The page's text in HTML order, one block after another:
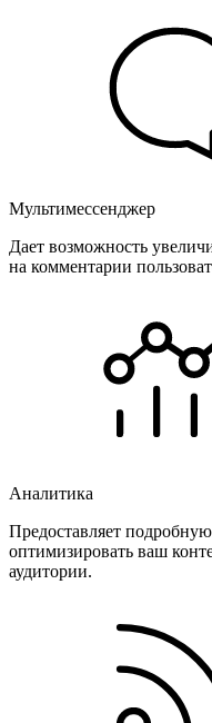
Мультимессенджер
Дает возможность
на комментарии
Аналитика
Предоставляет
оптимизировать ваш
аудитории.